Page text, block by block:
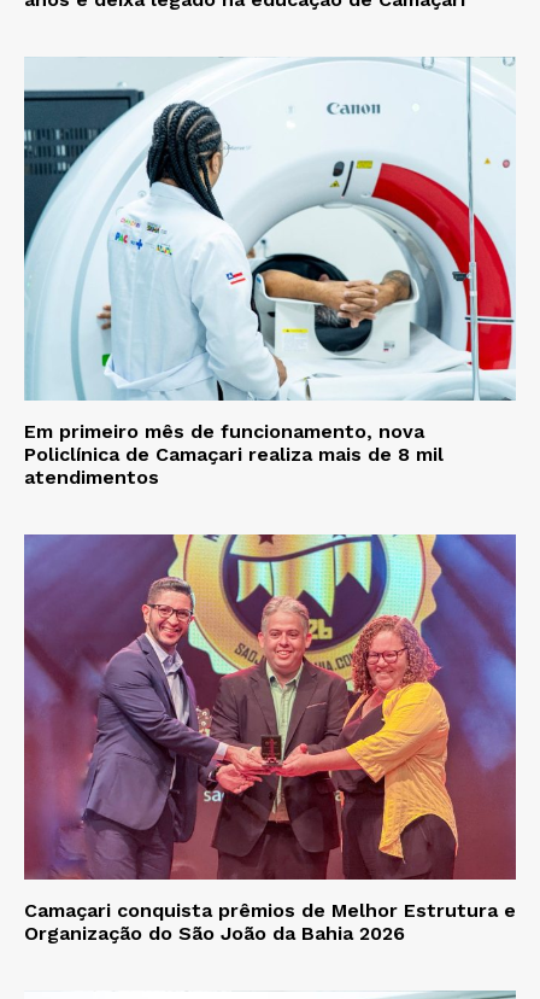
Em primeiro mês de funcionamento, nova
Policlínica de Camaçari realiza mais de 8 mil
atendimentos
Camaçari conquista prêmios de Melhor Estrutura e
Organização do São João da Bahia 2026